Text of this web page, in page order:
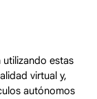
utilizando estas
virtual y,
autónomos